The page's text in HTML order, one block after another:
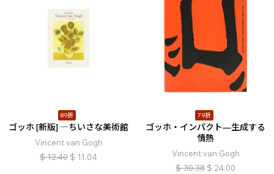
89折
ゴッホ [新版] ―ちいさな美術館
Vincent van Gogh
$ 12.40 $ 11.04
79折
ゴッホ・インパクト—生成する
情熱
Vincent van Gogh
$ 30.38 $ 24.00